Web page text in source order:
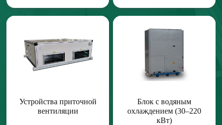
Устройства приточной
вентиляции
Блок с водяным
охлаждением (30–220
кВт)